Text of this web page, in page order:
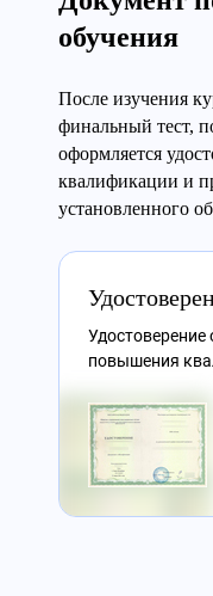
обучения
После изучения
финальный тест,
оформляется
квалификации и
установленного
Удостоверение
повышения